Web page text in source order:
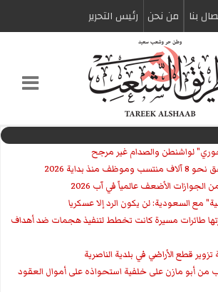
بنا من نحن رئیس التحریر
لواشنطن والصدام غير مرجح
بداية 2026
الأضعف عالمياً في آب 2026
مع السعودية: لن يكون الرد إلا عسكريا
طائرات مسيرة كانت تخطط لتنفيذ هجمات ضد أهداف
أبو مازن على خلفية استحواذه على أموال العقود